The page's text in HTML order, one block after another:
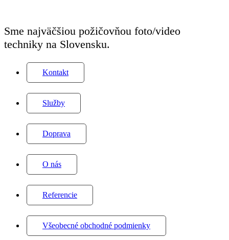
Sme najväčšiou požičovňou foto/video
techniky na Slovensku.
Kontakt
Služby
Doprava
O nás
Referencie
Všeobecné obchodné podmienky